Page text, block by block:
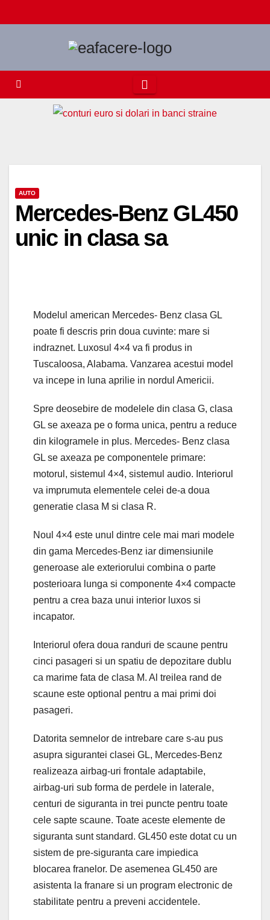
to
AUTO
Mercedes-Benz GL450
unic in clasa sa
Modelul american Mercedes- Benz clasa GL
poate fi descris prin doua cuvinte: mare si
indraznet. Luxosul 4×4 va fi produs in
Tuscaloosa, Alabama. Vanzarea acestui model
va incepe in luna aprilie in nordul Americii.
Spre deosebire de modelele din clasa G, clasa
GL se axeaza pe o forma unica, pentru a reduce
din kilogramele in plus. Mercedes- Benz clasa
GL se axeaza pe componentele primare:
motorul, sistemul 4×4, sistemul audio. Interiorul
va imprumuta elementele celei de-a doua
generatie clasa M si clasa R.
Noul 4×4 este unul dintre cele mai mari modele
din gama Mercedes-Benz iar dimensiunile
generoase ale exteriorului combina o parte
posterioara lunga si componente 4×4 compacte
pentru a crea baza unui interior luxos si
incapator.
Interiorul ofera doua randuri de scaune pentru
cinci pasageri si un spatiu de depozitare dublu
ca marime fata de clasa M. Al treilea rand de
scaune este optional pentru a mai primi doi
pasageri.
Datorita semnelor de intrebare care s-au pus
asupra sigurantei clasei GL, Mercedes-Benz
realizeaza airbag-uri frontale adaptabile,
airbag-uri sub forma de perdele in laterale,
centuri de siguranta in trei puncte pentru toate
cele sapte scaune. Toate aceste elemente de
siguranta sunt standard. GL450 este dotat cu un
sistem de pre-siguranta care impiedica
blocarea franelor. De asemenea GL450 are
asistenta la franare si un program electronic de
stabilitate pentru a preveni accidentele.